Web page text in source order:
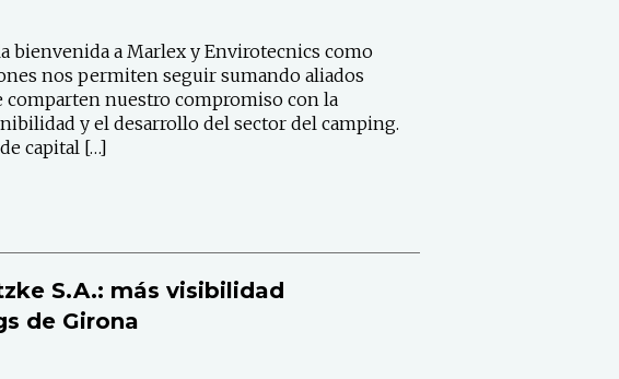
bienvenida a Marlex y Envirotecnics como
nos permiten seguir sumando aliados
comparten nuestro compromiso con la
y el desarrollo del sector del camping.
capital […]
S.A.: más visibilidad
de Girona